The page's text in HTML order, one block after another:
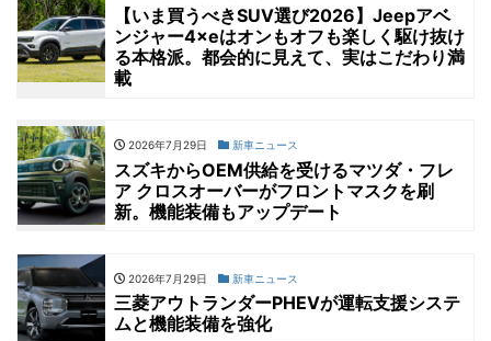
【いま買うべきSUV選び2026】Jeepアベ
ンジャー4×eはオンもオフも楽しく駆け抜け
る本格派。都会的に見えて、実はこだわり満
載
2026年7月29日 新車ニュース
スズキからOEM供給を受けるマツダ・フレ
ア クロスオーバーがフロントマスクを刷
新。機能装備もアップデート
2026年7月29日 新車ニュース
三菱アウトランダーPHEVが運転支援システ
ムと機能装備を強化